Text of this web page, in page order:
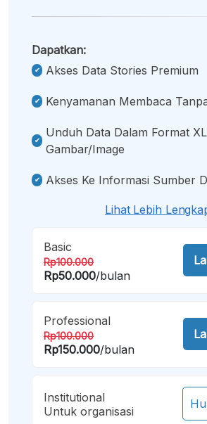
Dapatkan:
Akses Data Stories Premium
Kenyamanan Membaca
Unduh Data Dalam Format
Gambar/image
Akses Ke Informasi Sumber
Lihat Lebih
Basic
Rp100.000
Rp50.000/bulan
Professional
Rp100.000
Rp150.000/bulan
Institutional
Untuk organisasi